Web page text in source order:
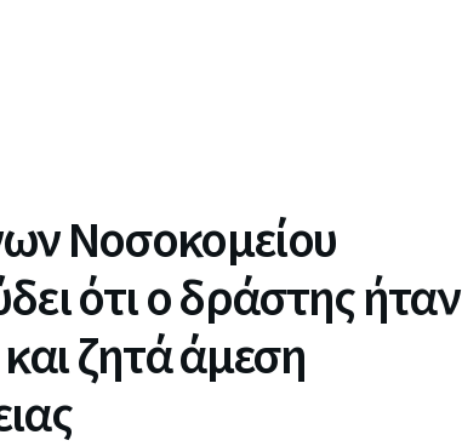
Νοσοκομείου
ότι ο δράστης ήταν
ζητά άμεση